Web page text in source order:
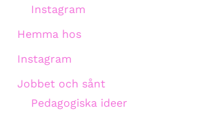
Instagram
Hemma hos
Instagram
Jobbet och sånt
Pedagogiska ideer